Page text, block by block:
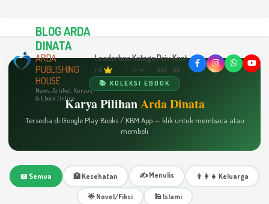
BLOG ARDA
DINATA
ARDA
PUBLISHING
HOUSE
News, Artikel, Kursus
& Ebook Online
Leaderboa
rd
Katego
ri
Priv
asi
Kont
ak
📚 KOLEKSI EBOOK
Karya PilihanArda Dinata
Tersedia di Google Play Books / KBM App — klik untuk membaca atau
membeli
📖 Semua 🏥 Kesehatan ✍️ Menulis 👨‍👩‍👧 Keluarga
🌟 Novel/Fiksi 🕌 Islami